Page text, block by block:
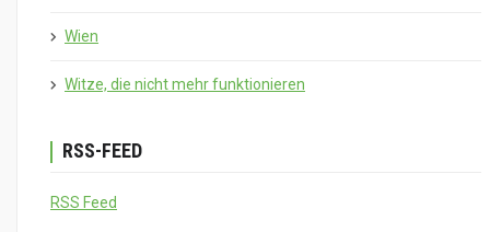
Wien
Witze, die nicht mehr funktionieren
RSS-FEED
RSS Feed